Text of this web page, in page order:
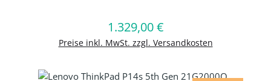
Regulärer Preis:
1.329,00 €
Preise inkl. MwSt. zzgl. Versandkosten
In den Warenkorb